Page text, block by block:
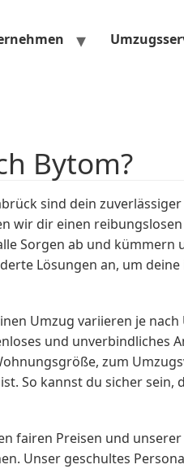
Bytom?
sind dein
wir dir einen
Sorgen ab und kümmern
Lösungen an, um
Umzug variieren je
und unverbindliches
zum
So kannst du sicher sein,
fairen Preisen und
Unser geschultes